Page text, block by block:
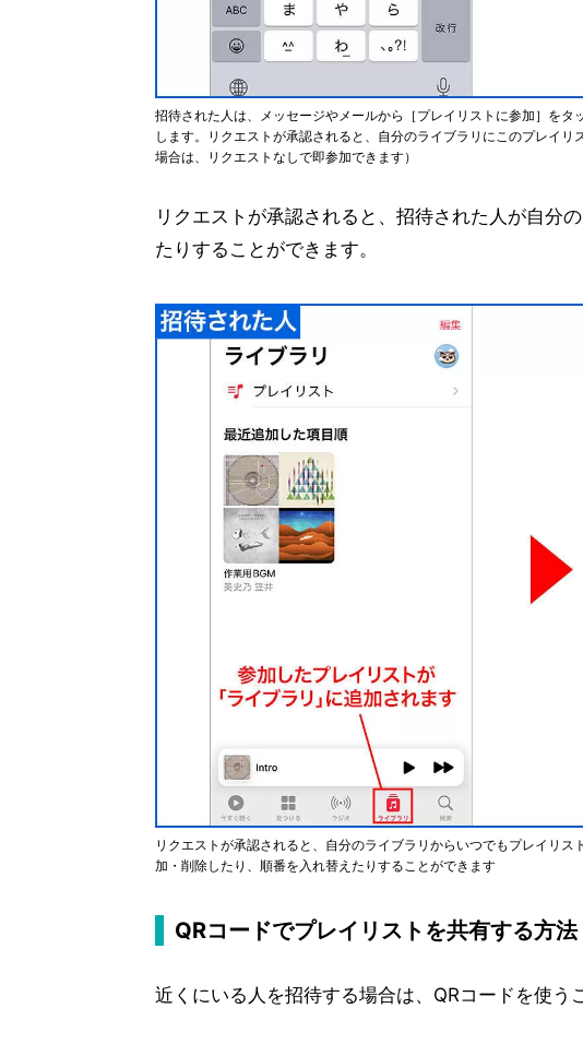
招待された人は、メッセージやメールから［プレイリストに参加］を
します。リクエストが承認されると、自分のライブラリにこのプレイ
場合は、リクエストなしで即参加できます）
リクエストが承認されると、招待された人が自分
たりすることができます。
リクエストが承認されると、自分のライブラリからいつでもプレイリ
加・削除したり、順番を入れ替えたりすることができます
QRコードでプレイリストを共有する方法
近くにいる人を招待する場合は、QRコードを使う